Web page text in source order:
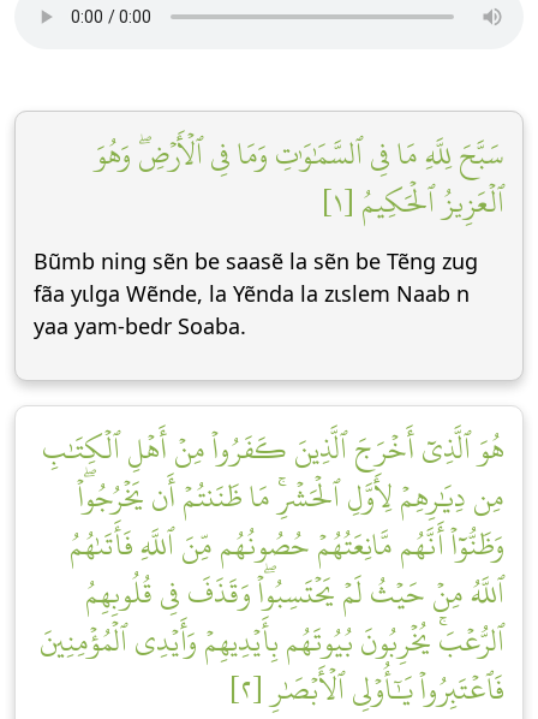
سَبَّحَ لِلَّهِ مَا فِي ٱلسَّمَٰوَٰتِ وَمَا فِي ٱلۡأَرۡضِۖ وَهُوَ
ٱلۡعَزِيزُ ٱلۡحَكِيمُ [١]
Bũmb ning sẽn be saasẽ la sẽn be Tẽng zug
fãa yɩlga Wẽnde, la Yẽnda la zɩslem Naab n
yaa yam-bedr Soaba.
هُوَ ٱلَّذِيٓ أَخۡرَجَ ٱلَّذِينَ كَفَرُواْ مِنۡ أَهۡلِ ٱلۡكِتَٰبِ
مِن دِيَٰرِهِمۡ لِأَوَّلِ ٱلۡحَشۡرِۚ مَا ظَنَنتُمۡ أَن يَخۡرُجُواْۖ
وَظَنُّوٓاْ أَنَّهُم مَّانِعَتُهُمۡ حُصُونُهُم مِّنَ ٱللَّهِ فَأَتَىٰهُمُ
ٱللَّهُ مِنۡ حَيۡثُ لَمۡ يَحۡتَسِبُواْۖ وَقَذَفَ فِي قُلُوبِهِمُ
ٱلرُّعۡبَۚ يُخۡرِبُونَ بُيُوتَهُم بِأَيۡدِيهِمۡ وَأَيۡدِي ٱلۡمُؤۡمِنِينَ
فَٱعۡتَبِرُواْ يَٰٓأُوْلِي ٱلۡأَبۡصَٰرِ [٢]